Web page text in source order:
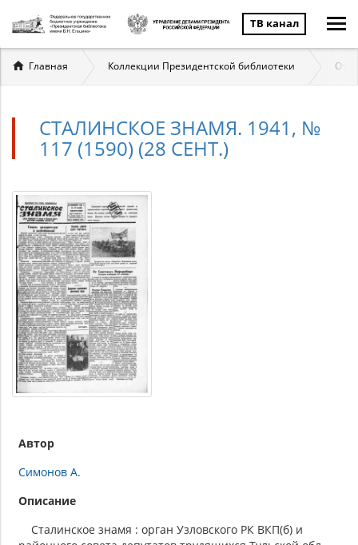
ТВ канал
Вы
здесь
Главная Коллекции Президентской библиотеки
СТАЛИНСКОЕ ЗНАМЯ. 1941, №
117 (1590) (28 СЕНТ.)
Автор
Симонов А.
Описание
Сталинское знамя : орган Узловского РК ВКП(б) и